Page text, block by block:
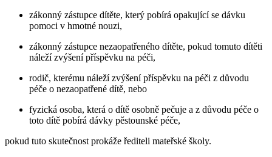
zákonný zástupce dítěte, který pobírá opakující se dávku
pomoci v hmotné nouzi,
zákonný zástupce nezaopatřeného dítěte, pokud tomuto dítěti
náleží zvýšení příspěvku na péči,
rodič, kterému náleží zvýšení příspěvku na péči z důvodu
péče o nezaopatřené dítě, nebo
fyzická osoba, která o dítě osobně pečuje a z důvodu péče o
toto dítě pobírá dávky pěstounské péče,
pokud tuto skutečnost prokáže řediteli mateřské školy.